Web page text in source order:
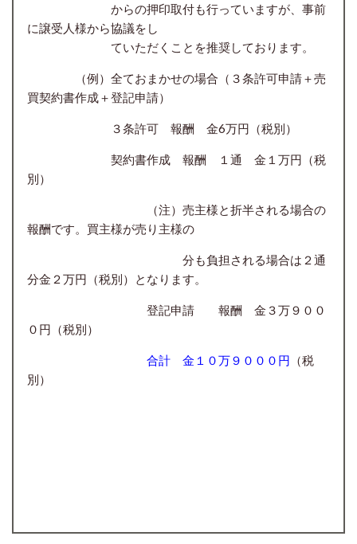
からの押印取付も行っていますが、事前
に譲受人様から協議をし
ていただくことを推奨しております。
（例）全ておまかせの場合（３条許可申請＋売
買契約書作成＋登記申請）
３条許可 報酬 金6万円（税別）
契約書作成 報酬 １通 金１万円（税
別）
（注）売主様と折半される場合の
報酬です。買主様が売り主様の
分も負担される場合は２通
分金２万円（税別）となります。
登記申請 報酬 金３万９００
０円（税別）
合計 金１０万９０００円 （税
別）